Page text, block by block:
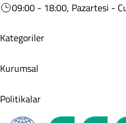
09:00 - 18:00, Pazartesi -
Kategoriler
Kurumsal
Politikalar